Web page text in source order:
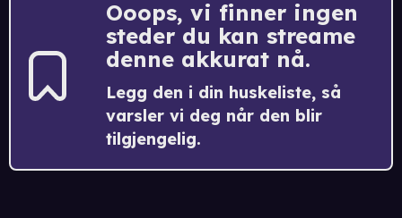
Ooops, vi finner ingen
steder du kan streame
denne akkurat nå.
Legg den i din huskeliste, så
varsler vi deg når den blir
tilgjengelig.